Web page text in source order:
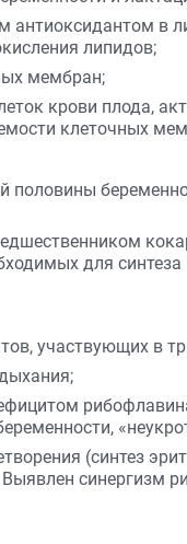
антиоксидантом
липидов;
мембран;
крови плода,
клеточных
половины
для
участвующих в
(синтез
синергизм